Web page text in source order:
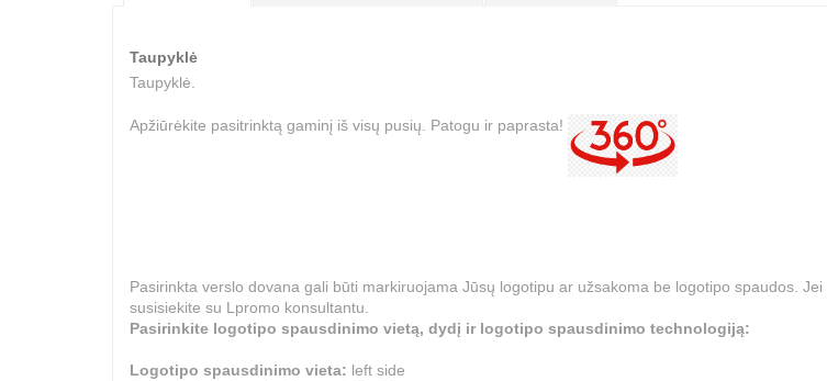
Taupyklė
Taupyklė.
Apžiūrėkite pasitrinktą gaminį iš visų pusių. Patogu ir paprasta!
Pasirinkta verslo dovana gali būti markiruojama Jūsų logotipu ar užsakoma be logotipo spaudos.
susisiekite su Lpromo konsultantu.
Pasirinkite logotipo spausdinimo vietą, dydį ir logotipo spausdinimo technologiją:
Logotipo spausdinimo vieta: left side